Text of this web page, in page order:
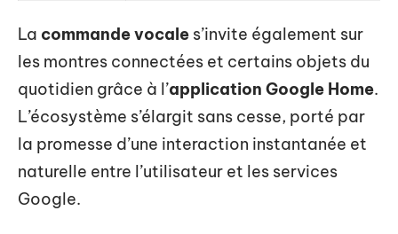
La commande vocale s’invite également sur
les montres connectées et certains objets du
quotidien grâce à l’application Google Home.
L’écosystème s’élargit sans cesse, porté par
la promesse d’une interaction instantanée et
naturelle entre l’utilisateur et les services
Google.